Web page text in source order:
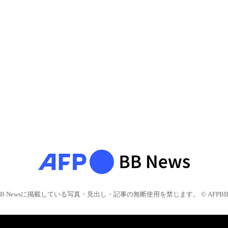
Newsに掲載している写真・見出し・記事の無断使用を禁じます。 © AFPBB